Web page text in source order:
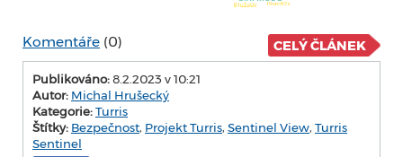
Komentáře (0) CELÝ ČLÁNEK
Publikováno:8.2.2023 v 10:21
Autor: Michal Hrušecký
Kategorie:Turris
Štítky: Bezpečnost, Projekt Turris, Sentinel View, Turris
Sentinel